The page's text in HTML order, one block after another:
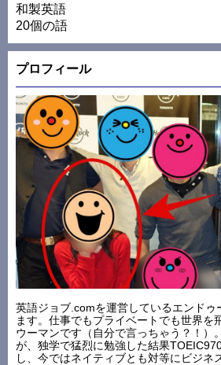
プロフィール
英語ジョブ.comを運営しているエンドゥ
ます。仕事でもプライベートでも世界を
ウーマンです（自分で言っちゃう？！）
が、独学で猛烈に勉強した結果
し、今ではネイティブとも対等にビジネ